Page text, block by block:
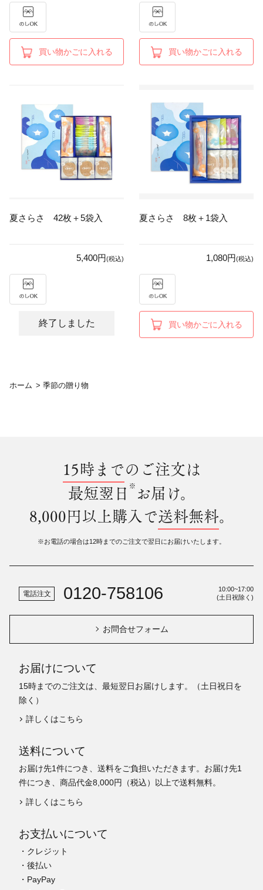
買い物かごに入れる 買い物かごに入れる
夏さらさ 42枚＋5袋入
5,400円(税込)
終了しました
夏さらさ 8枚＋1袋入
1,080円(税込)
買い物かごに入れる
ホーム > 季節の贈り物
15時までのご注文は
最短翌日 ※ お届け。
8,000円以上購入で送料無料。
※お電話の場合は12時までのご注文で翌日にお届けいたします。
電話注文 0120-758106
10:00~17:00
(土日祝除く)
お問合せフォーム
お届けについて
15時までのご注文は、最短翌日お届けします。（土日祝日を
除く）
詳しくはこちら
送料について
お届け先1件につき、送料をご負担いただきます。お届け先1
件につき、商品代金8,000円（税込）以上で送料無料。
詳しくはこちら
お支払いについて
・クレジット
・後払い
・PayPay